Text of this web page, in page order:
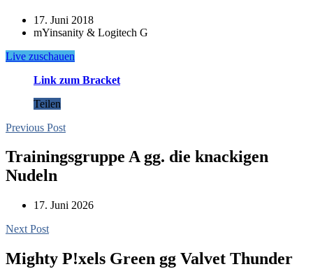
17. Juni 2018
mYinsanity & Logitech G
Live zuschauen
Link zum Bracket
Teilen
Previous Post
Trainingsgruppe A gg. die knackigen
Nudeln
17. Juni 2026
Next Post
Mighty P!xels Green gg Valvet Thunder